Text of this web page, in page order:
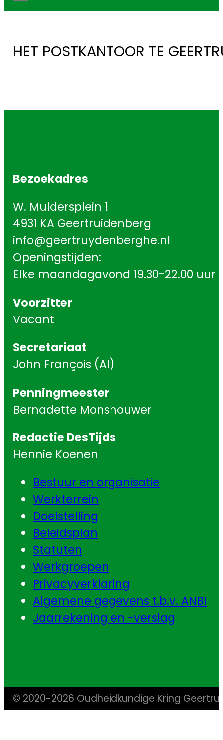
HET POSTKANTOOR TE
Bezoekadres
W. Muldersplein 1
4931 KA Geertruidenberg
info@geertruydenberghe.nl
Openingstijden:
Elke maandagavond 19.30-22.00 uur
Voorzitter
Vacant
Secretariaat
John François (AI)
Penningmeester
Bernadette Monshouwer
Redactie DesTijds
Hennie Koenen
Bestuur en organisatie
Werkterrein
Doelstelling
Beleidsplan
Statuten
Werkgroepen
Privacyverklaring
Algemene gegevens t.b.v. ANBI
Jaarrekening en -verslag
© 2020-2026 Oudheidkundige Kring